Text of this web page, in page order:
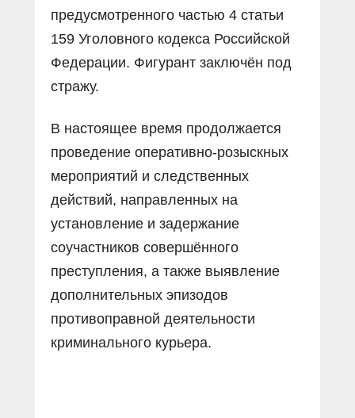
предусмотренного частью 4 статьи
159 Уголовного кодекса Российской
Федерации. Фигурант заключён под
стражу.
В настоящее время продолжается
проведение оперативно-розыскных
мероприятий и следственных
действий, направленных на
установление и задержание
соучастников совершённого
преступления, а также выявление
дополнительных эпизодов
противоправной деятельности
криминального курьера.